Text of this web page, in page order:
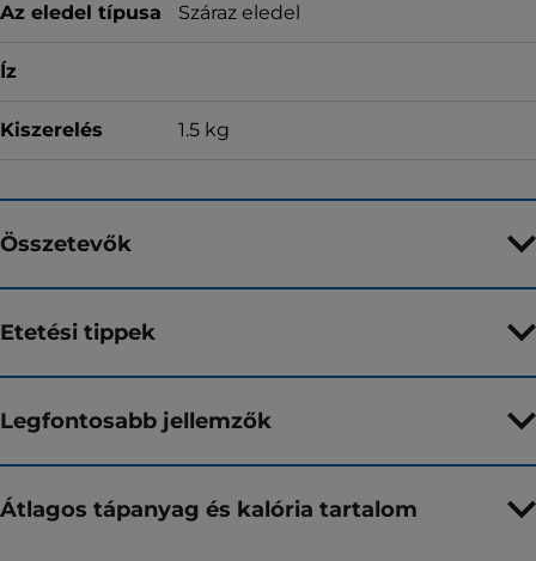
Az eledel típusa Száraz eledel
Íz
Kiszerelés 1.5 kg
Összetevők
Etetési tippek
Legfontosabb jellemzők
Átlagos tápanyag és kalória tartalom